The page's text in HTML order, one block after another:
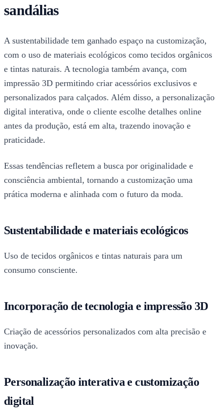
sandálias
A sustentabilidade tem ganhado espaço na customização,
com o uso de materiais ecológicos como tecidos orgânicos
e tintas naturais. A tecnologia também avança, com
impressão 3D permitindo criar acessórios exclusivos e
personalizados para calçados. Além disso, a personalização
digital interativa, onde o cliente escolhe detalhes online
antes da produção, está em alta, trazendo inovação e
praticidade.
Essas tendências refletem a busca por originalidade e
consciência ambiental, tornando a customização uma
prática moderna e alinhada com o futuro da moda.
Sustentabilidade e materiais ecológicos
Uso de tecidos orgânicos e tintas naturais para um
consumo consciente.
Incorporação de tecnologia e impressão 3D
Criação de acessórios personalizados com alta precisão e
inovação.
Personalização interativa e customização
digital